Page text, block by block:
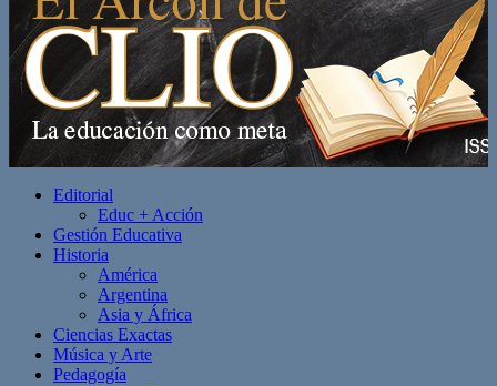
Editorial
Educ + Acción
Gestión Educativa
Historia
América
Argentina
Asia y África
Ciencias Exactas
Música y Arte
Pedagogía